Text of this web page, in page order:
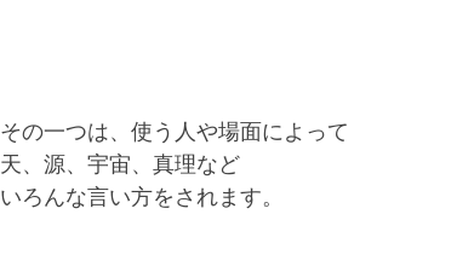
その一つは、使う人や場面によって
天、源、宇宙、真理など
いろんな言い方をされます。